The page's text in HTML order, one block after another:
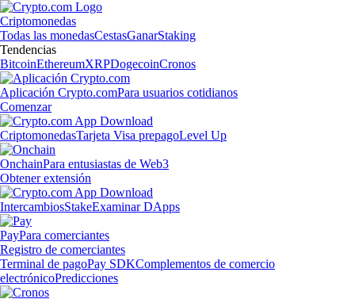
Criptomonedas
Todas las monedasCestasGanarStaking
Tendencias
BitcoinEthereumXRPDogecoinCronos
Aplicación Crypto.comPara usuarios cotidianos
Comenzar
CriptomonedasTarjeta Visa prepagoLevel Up
OnchainPara entusiastas de Web3
Obtener extensión
IntercambiosStakeExaminar DApps
PayPara comerciantes
Registro de comerciantes
Terminal de pagoPay SDKComplementos de comercio
electrónicoPredicciones